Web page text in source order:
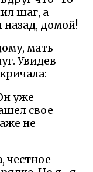
шаг, а
домой!
мать
Увидев
уже
свое
не
честное